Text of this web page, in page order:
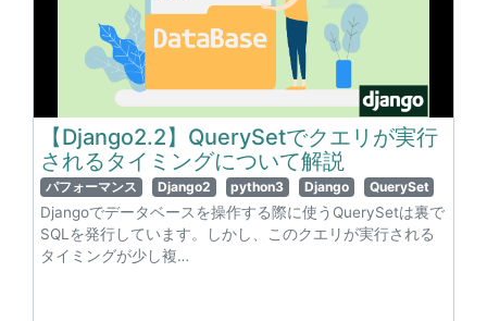
【Django2.2】QuerySetでクエリが実行
されるタイミングについて解説
パフォーマンス Django2 python3 Django QuerySet
Djangoでデータベースを操作する際に使うQuerySetは裏で
SQLを発行しています。しかし、このクエリが実行される
タイミングが少し複…